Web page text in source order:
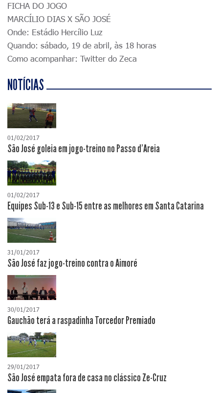
FICHA DO JOGO
MARCÍLIO DIAS X SÃO JOSÉ
Onde: Estádio Hercílio Luz
Quando: sábado, 19 de abril, às 18 horas
Como acompanhar: Twitter do Zeca
NOTÍCIAS
01/02/2017
São José goleia em jogo-treino no Passo d'Areia
01/02/2017
Equipes Sub-13 e Sub-15 entre as melhores em Santa Catarina
31/01/2017
São José faz jogo-treino contra o Aimoré
30/01/2017
Gauchão terá a raspadinha Torcedor Premiado
29/01/2017
São José empata fora de casa no clássico Ze-Cruz